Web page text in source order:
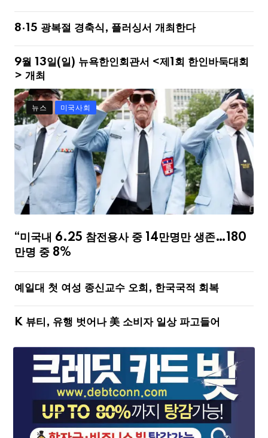
8·15 광복절 경축식, 플러싱서 개최한다
9월 13일(일) 뉴욕한인회관서 <제1회 한인바둑대회
> 개최
뉴스 미국사회
“미국내 6.25 참전용사 중 14만명만 생존…180
만명 중 8%
예일대 첫 여성 종신교수 오희, 한국국적 회복
K 뷰티, 유행 벗어나 美 소비자 일상 파고들어